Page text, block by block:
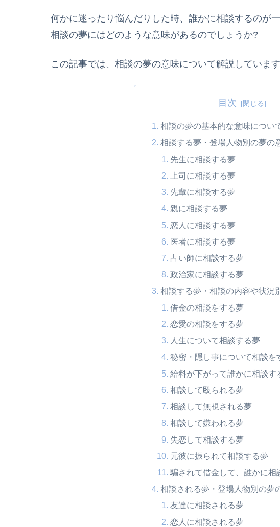
何かに迷ったり悩んだりした時、誰かに相談するのが
相談の夢にはどのような意味があるのでしょうか?
この記事では、相談の夢の意味について解説しています
目次
相談の夢の基本的な意味につい
相談する夢・登場人物別の夢の
先生に相談する夢
上司に相談する夢
先輩に相談する夢
親に相談する夢
恋人に相談する夢
医者に相談する夢
占い師に相談する夢
政治家に相談する夢
相談する夢・相談の内容や状況
借金の相談をする夢
恋愛の相談をする夢
人生について相談する夢
秘密・隠し事について相談を
給料が下がって誰かに相談す
相談して殴られる夢
相談して無視される夢
相談して嫌われる夢
失恋して相談する夢
元彼に振られて相談する夢
騙されて借金して、誰かに相
相談される夢・登場人物別の夢
友達に相談される夢
恋人に相談される夢